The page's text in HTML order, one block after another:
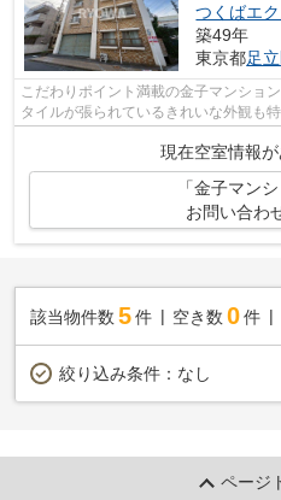
つくばエ
築49年
東京都足
こだわりポイント満載の金子マンショ
タイルが張られているきれいな外観も
現在空室情報が
「金子マン
お問い合わ
該当物件数 5件 空き数 0 件
絞り込み条件： なし
ページ